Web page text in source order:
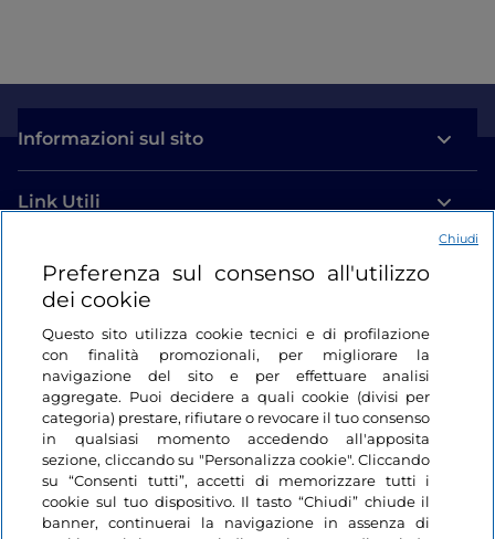
Informazioni sul sito
Link Utili
Login
Restiamo in contatto
Preferenza sul consenso all'utilizzo
dei cookie
Questo sito utilizza cookie tecnici e di profilazione
con finalità promozionali, per migliorare la
navigazione del sito e per effettuare analisi
aggregate. Puoi decidere a quali cookie (divisi per
categoria) prestare, rifiutare o revocare il tuo consenso
in qualsiasi momento accedendo all'apposita
sezione, cliccando su "Personalizza cookie". Cliccando
su “Consenti tutti”, accetti di memorizzare tutti i
cookie sul tuo dispositivo. Il tasto “Chiudi” chiude il
banner, continuerai la navigazione in assenza di
Chiudi